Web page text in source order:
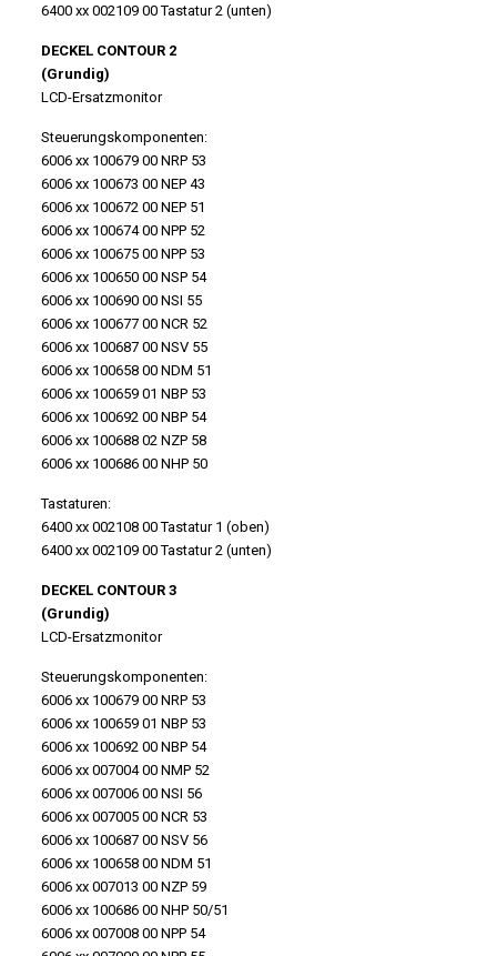
6400 xx 002109 00 Tastatur 2 (unten)
DECKEL CONTOUR 2
(Grundig)
LCD-Ersatzmonitor
Steuerungskomponenten:
6006 xx 100679 00 NRP 53
6006 xx 100673 00 NEP 43
6006 xx 100672 00 NEP 51
6006 xx 100674 00 NPP 52
6006 xx 100675 00 NPP 53
6006 xx 100650 00 NSP 54
6006 xx 100690 00 NSI 55
6006 xx 100677 00 NCR 52
6006 xx 100687 00 NSV 55
6006 xx 100658 00 NDM 51
6006 xx 100659 01 NBP 53
6006 xx 100692 00 NBP 54
6006 xx 100688 02 NZP 58
6006 xx 100686 00 NHP 50
Tastaturen:
6400 xx 002108 00 Tastatur 1 (oben)
6400 xx 002109 00 Tastatur 2 (unten)
DECKEL CONTOUR 3
(Grundig)
LCD-Ersatzmonitor
Steuerungskomponenten:
6006 xx 100679 00 NRP 53
6006 xx 100659 01 NBP 53
6006 xx 100692 00 NBP 54
6006 xx 007004 00 NMP 52
6006 xx 007006 00 NSI 56
6006 xx 007005 00 NCR 53
6006 xx 100687 00 NSV 56
6006 xx 100658 00 NDM 51
6006 xx 007013 00 NZP 59
6006 xx 100686 00 NHP 50/51
6006 xx 007008 00 NPP 54